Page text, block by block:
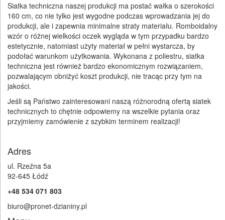
Siatka techniczna naszej produkcji ma postać wałka o szerokości
160 cm, co nie tylko jest wygodne podczas wprowadzania jej do
produkcji, ale i zapewnia minimalne straty materiału. Romboidalny
wzór o różnej wielkości oczek wygląda w tym przypadku bardzo
estetycznie, natomiast użyty materiał w pełni wystarcza, by
podołać warunkom użytkowania. Wykonana z poliestru, siatka
techniczna jest również bardzo ekonomicznym rozwiązaniem,
pozwalającym obniżyć koszt produkcji, nie tracąc przy tym na
jakości.
Jeśli są Państwo zainteresowani naszą różnorodną ofertą siatek
technicznych to chętnie odpowiemy na wszelkie pytania oraz
przyjmiemy zamówienie z szybkim terminem realizacji!
Adres
ul. Rzeźna 5a
92-645 Łódź
+48 534 071 803
biuro@pronet-dzianiny.pl